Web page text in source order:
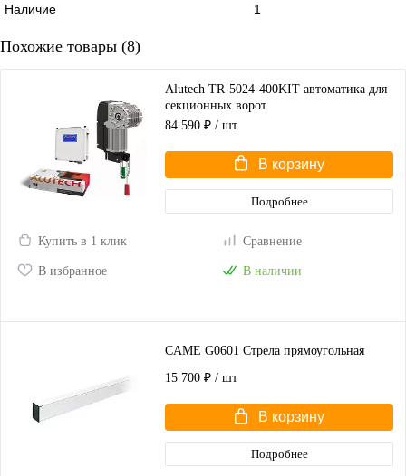
Наличие
1
Похожие товары (8)
Alutech TR-5024-400KIT автоматика для
секционных ворот
84 590 ₽ / шт
В корзину
Подробнее
Купить в 1 клик Сравнение
В избранное В наличии
CAME G0601 Стрела прямоугольная
15 700 ₽ / шт
В корзину
Подробнее